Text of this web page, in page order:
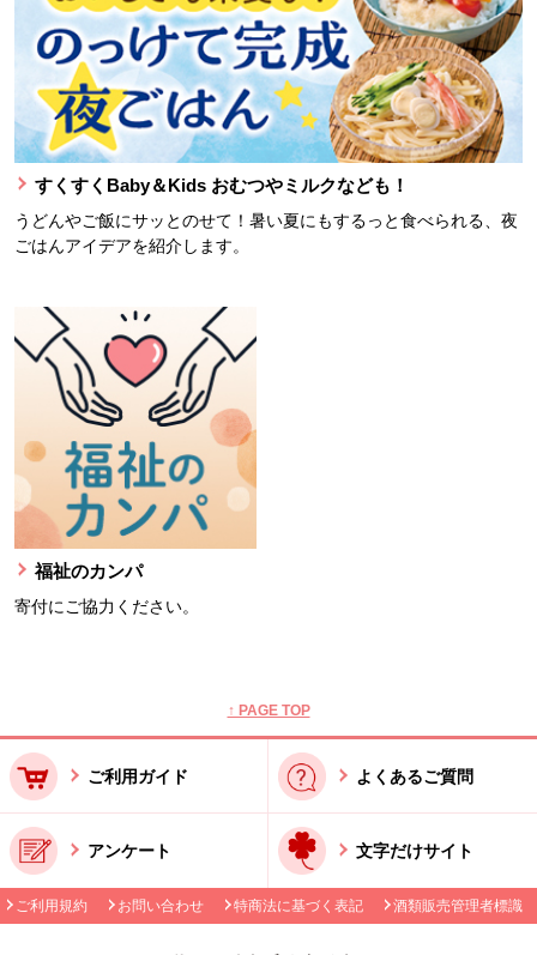
すくすくBaby＆Kids おむつやミルクなども！
うどんやご飯にサッとのせて！暑い夏にもするっと食べられる、夜
ごはんアイデアを紹介します。
福祉のカンパ
寄付にご協力ください。
↑ PAGE TOP
ご利用ガイド よくあるご質問
アンケート 文字だけサイト
ご利用規約 お問い合わせ 特商法に基づく表記 酒類販売管理者標識